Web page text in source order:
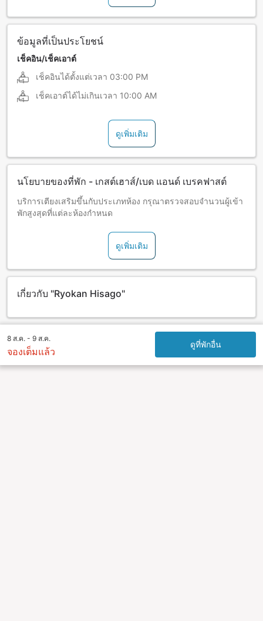
ข้อมูลที่เป็นประโยชน์
เช็คอิน/เช็คเอาต์
เช็คอินได้ตั้งแต่เวลา 03:00 PM
เช็คเอาต์ได้ไม่เกินเวลา 10:00 AM
ดูเพิ่มเติม
นโยบายของที่พัก - เกสต์เฮาส์/เบด แอนด์ เบรคฟาสต์
บริการเตียงเสริมขึ้นกับประเภทห้อง กรุณาตรวจสอบจำนวนผู้เข้า
พักสูงสุดที่แต่ละห้องกำหนด
ดูเพิ่มเติม
เกี่ยวกับ "Ryokan Hisago"
8 ส.ค. - 9 ส.ค.
จองเต็มแล้ว
ดูที่พักอื่น